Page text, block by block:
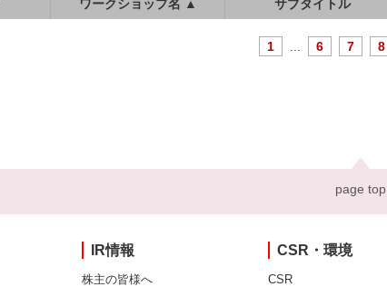
ワークショップ名 ▲ サブタイトル
1 6 7 8
page top
IR情報
株主の皆様へ
CSR・環境
CSR